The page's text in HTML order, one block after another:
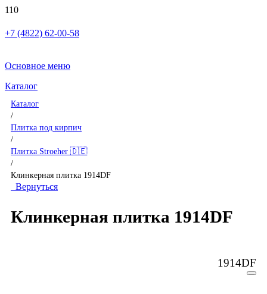
+7 (4822) 62-00-58
Основное меню
Каталог
Каталог
/
Плитка под кирпич
/
Плитка Stroeher 🇩🇪
/
Клинкерная плитка 1914DF
Вернуться
Клинкерная плитка 1914DF
1914DF